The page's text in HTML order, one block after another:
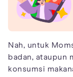
Nah, untuk
badan, ataupun
konsumsi